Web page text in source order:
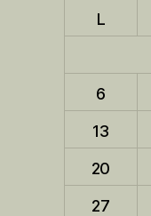
L
6
13
20
27